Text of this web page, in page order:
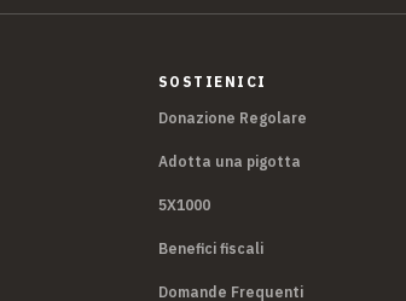
SOSTIENICI
Donazione Regolare
Adotta una pigotta
5X1000
Benefici fiscali
Domande Frequenti